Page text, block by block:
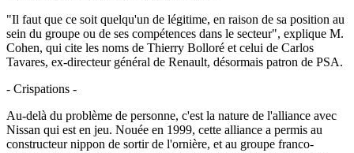
"Il faut que ce soit quelqu'un de légitime, en raison de sa position au
sein du groupe ou de ses compétences dans le secteur", explique M.
Cohen, qui cite les noms de Thierry Bolloré et celui de Carlos
Tavares, ex-directeur général de Renault, désormais patron de PSA.
- Crispations -
Au-delà du problème de personne, c'est la nature de l'alliance avec
Nissan qui est en jeu. Nouée en 1999, cette alliance a permis au
constructeur nippon de sortir de l'ornière, et au groupe franco-